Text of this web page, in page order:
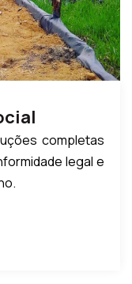
completas
legal e